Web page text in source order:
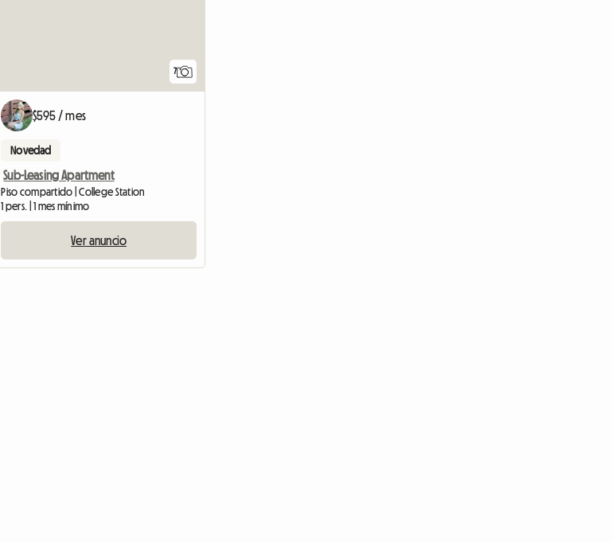
7
$595 / mes
Novedad
Sub-Leasing Apartment
Piso compartido | College Station
1 pers. | 1 mes mínimo
Ver anuncio